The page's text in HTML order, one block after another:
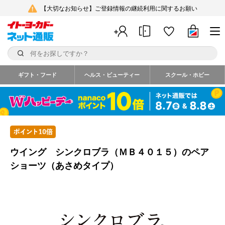
【大切なお知らせ】ご登録情報の継続利用に関するお願い
ギフト・フード ヘルス・ビューティー スクール・ホビー
ウイング シンクロブラ（ＭＢ４０１５）のペア
ショーツ（あさめタイプ）